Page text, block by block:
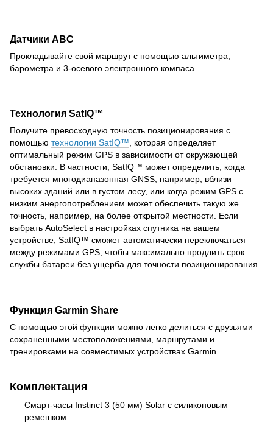
Датчики ABC
Прокладывайте свой маршрут с помощью альтиметра,
барометра и 3-осевого электронного компаса.
Технология SatIQ™
Получите превосходную точность позиционирования с
помощью технологии SatIQ™, которая определяет
оптимальный режим GPS в зависимости от окружающей
обстановки. В частности, SatIQ™ может определить, когда
требуется многодиапазонная GNSS, например, вблизи
высоких зданий или в густом лесу, или когда режим GPS с
низким энергопотреблением может обеспечить такую же
точность, например, на более открытой местности. Если
выбрать AutoSelect в настройках спутника на вашем
устройстве, SatIQ™ сможет автоматически переключаться
между режимами GPS, чтобы максимально продлить срок
службы батареи без ущерба для точности позиционирования.
Функция Garmin Share
С помощью этой функции можно легко делиться с друзьями
сохраненными местоположениями, маршрутами и
тренировками на совместимых устройствах Garmin.
Комплектация
Смарт-часы Instinct 3 (50 мм) Solar с силиконовым
ремешком